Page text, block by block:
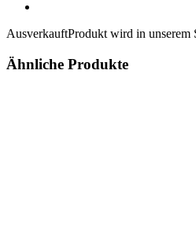
AusverkauftProdukt wird in unserem
Ähnliche Produkte